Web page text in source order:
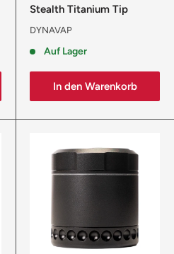
Stealth Titanium Tip
DYNAVAP
Auf Lager
In den Warenkorb